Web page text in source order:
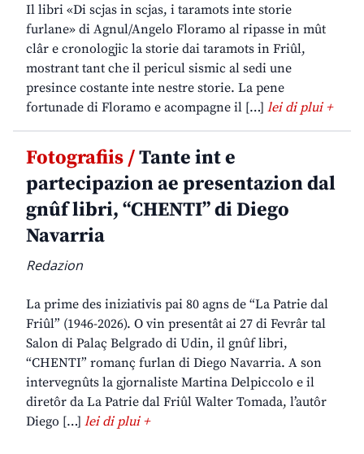
Il libri «Di scjas in scjas, i taramots inte storie
furlane» di Agnul/Angelo Floramo al ripasse in mût
clâr e cronologjic la storie dai taramots in Friûl,
mostrant tant che il pericul sismic al sedi une
presince costante inte nestre storie. La pene
fortunade di Floramo e acompagne il […] lei di plui +
Fotografiis /Tante int e
partecipazion ae presentazion dal
gnûf libri, “CHENTI” di Diego
Navarria
Redazion
La prime des iniziativis pai 80 agns de “La Patrie dal
Friûl” (1946-2026). O vin presentât ai 27 di Fevrâr tal
Salon di Palaç Belgrado di Udin, il gnûf libri,
“CHENTI” romanç furlan di Diego Navarria. A son
intervegnûts la gjornaliste Martina Delpiccolo e il
diretôr da La Patrie dal Friûl Walter Tomada, l’autôr
Diego […] lei di plui +